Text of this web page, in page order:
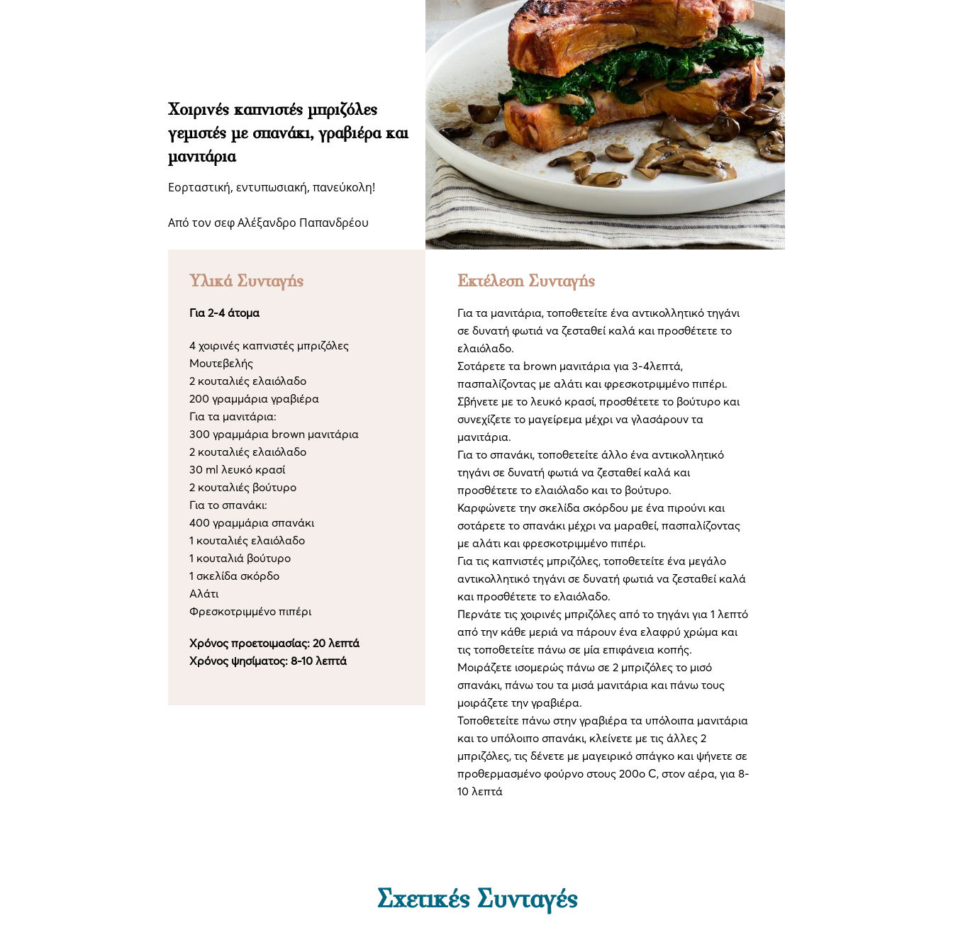
Χοιρινές καπνιστές μπριζόλες
γεμιστές με σπανάκι, γραβιέρα και
μανιτάρια
Εορταστική, εντυπωσιακή, πανεύκολη!
Από τον σεφ Αλέξανδρο Παπανδρέου
Υλικά Συνταγής
Για 2-4 άτομα
4 χοιρινές καπνιστές μπριζόλες
Μουτεβελής
2 κουταλιές ελαιόλαδο
200 γραμμάρια γραβιέρα
Για τα μανιτάρια:
300 γραμμάρια brown μανιτάρια
2 κουταλιές ελαιόλαδο
30 ml λευκό κρασί
2 κουταλιές βούτυρο
Για το σπανάκι:
400 γραμμάρια σπανάκι
1 κουταλιές ελαιόλαδο
1 κουταλιά βούτυρο
1 σκελίδα σκόρδο
Αλάτι
Φρεσκοτριμμένο πιπέρι
Χρόνος προετοιμασίας: 20 λεπτά
Χρόνος ψησίματος: 8-10 λεπτά
Εκτέλεση Συνταγής
Για τα μανιτάρια, τοποθετείτε ένα αντικολλητικό τηγάνι
σε δυνατή φωτιά να ζεσταθεί καλά και προσθέτετε το
ελαιόλαδο.
Σοτάρετε τα brown μανιτάρια για 3-4λεπτά,
πασπαλίζοντας με αλάτι και φρεσκοτριμμένο πιπέρι.
Σβήνετε με το λευκό κρασί, προσθέτετε το βούτυρο και
συνεχίζετε το μαγείρεμα μέχρι να γλασάρουν τα
μανιτάρια.
Για το σπανάκι, τοποθετείτε άλλο ένα αντικολλητικό
τηγάνι σε δυνατή φωτιά να ζεσταθεί καλά και
προσθέτετε το ελαιόλαδο και το βούτυρο.
Καρφώνετε την σκελίδα σκόρδου με ένα πιρούνι και
σοτάρετε το σπανάκι μέχρι να μαραθεί, πασπαλίζοντας
με αλάτι και φρεσκοτριμμένο πιπέρι.
Για τις καπνιστές μπριζόλες, τοποθετείτε ένα μεγάλο
αντικολλητικό τηγάνι σε δυνατή φωτιά να ζεσταθεί καλά
και προσθέτετε το ελαιόλαδο.
Περνάτε τις χοιρινές μπριζόλες από το τηγάνι για 1 λεπτό
από την κάθε μεριά να πάρουν ένα ελαφρύ χρώμα και
τις τοποθετείτε πάνω σε μία επιφάνεια κοπής.
Μοιράζετε ισομερώς πάνω σε 2 μπριζόλες το μισό
σπανάκι, πάνω του τα μισά μανιτάρια και πάνω τους
μοιράζετε την γραβιέρα.
Τοποθετείτε πάνω στην γραβιέρα τα υπόλοιπα μανιτάρια
και το υπόλοιπο σπανάκι, κλείνετε με τις άλλες 2
μπριζόλες, τις δένετε με μαγειρικό σπάγκο και ψήνετε σε
προθερμασμένο φούρνο στους 200ο C, στον αέρα, για 8-
10 λεπτά
Σχετικές Συνταγές